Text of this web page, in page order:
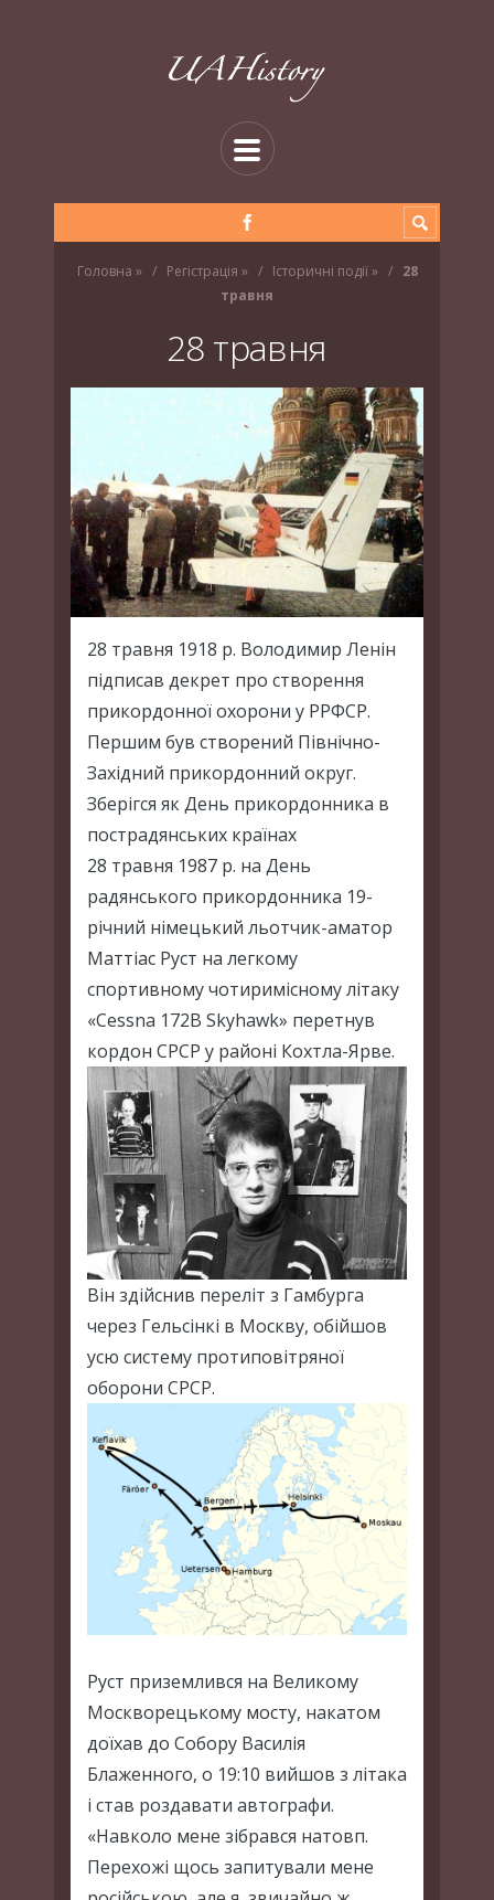
Головна » Регістрація » Історичні події»
28
травня
28 травня
28 травня 1918 р. Володимир Ленін
підписав декрет про створення
прикордонної охорони у РРФСР.
Першим був створений Північно-
Західний прикордонний округ.
Зберігся як День прикордонника в
пострадянських країнах
28 травня 1987 р. на День
радянського прикордонника 19-
річний німецький льотчик-аматор
Маттіас Руст на легкому
спортивному чотиримісному літаку
«Cessna 172B Skyhawk» перетнув
кордон СРСР у районі Кохтла-Ярве.
Він здійснив переліт з Гамбурга
через Гельсінкі в Москву, обійшов
усю систему протиповітряної
оборони СРСР.
Руст приземлився на Великому
Москворецькому мосту, накатом
доїхав до Собору Василія
Блаженного, о 19:10 вийшов з літака
і став роздавати автографи.
«Навколо мене зібрався натовп.
Перехожі щось запитували мене